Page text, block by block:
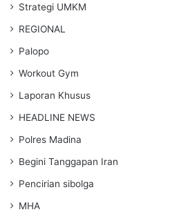
Strategi UMKM
REGIONAL
Palopo
Workout Gym
Laporan Khusus
HEADLINE NEWS
Polres Madina
Begini Tanggapan Iran
Pencirian sibolga
MHA